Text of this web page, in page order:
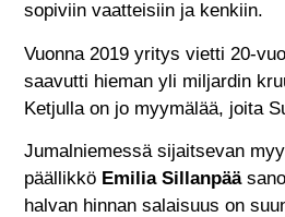
sopiviin vaatteisiin ja kenkiin.
Vuonna 2019 yritys vietti 20-
saavutti hieman yli miljardin
Ketjulla on jo myymälää, joita
Jumalniemessä sijaitsevan
päällikkö Emilia Sillanpää
halvan hinnan salaisuus on